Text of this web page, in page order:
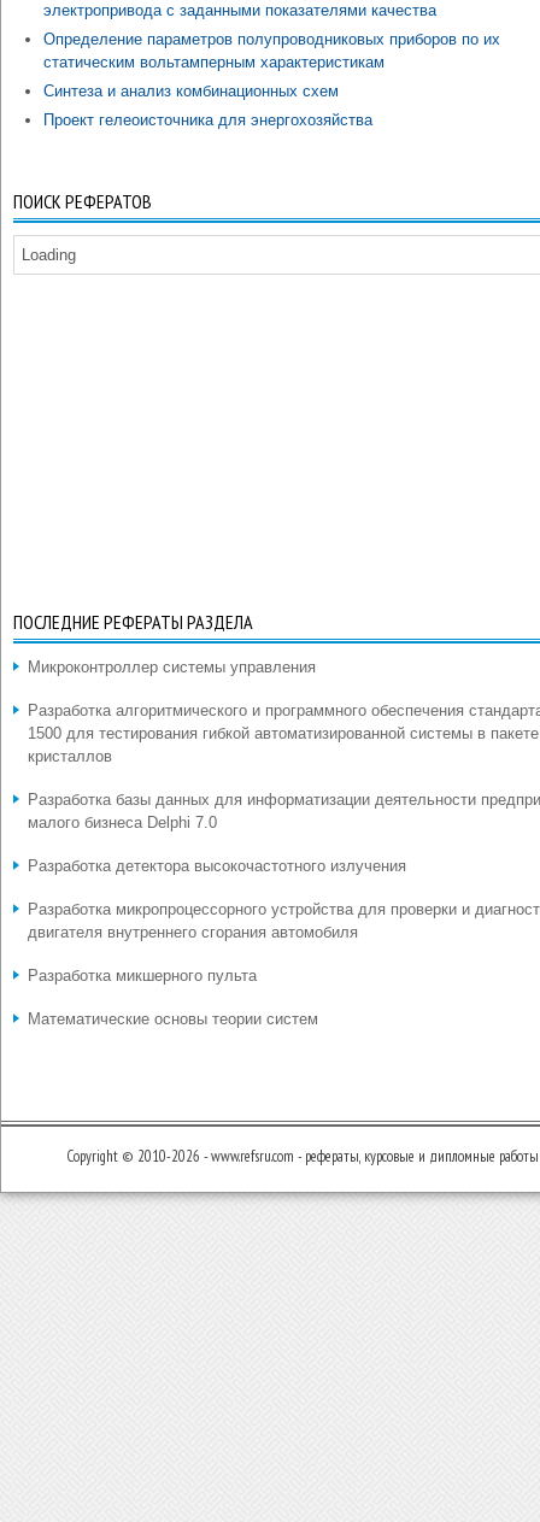
электропривода с заданными показателями качества
Определение параметров полупроводниковых приборов по их
статическим вольтамперным характеристикам
Синтеза и анализ комбинационных схем
Проект гелеоисточника для энергохозяйства
ПОИСК РЕФЕРАТОВ
Loading
ПОСЛЕДНИЕ РЕФЕРАТЫ РАЗДЕЛА
Микроконтроллер системы управления
Разработка алгоритмического и программного обеспечения
1500 для тестирования гибкой автоматизированной системы в пакете
кристаллов
Разработка базы данных для информатизации деятельности
малого бизнеса Delphi 7.0
Разработка детектора высокочастотного излучения
Разработка микропроцессорного устройства для проверки и
двигателя внутреннего сгорания автомобиля
Разработка микшерного пульта
Математические основы теории систем
Copyright © 2010-2026 - www.refsru.com - рефераты, курсовые и дипломные работы